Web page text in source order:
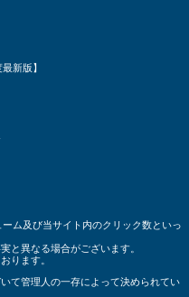
新版】
ム及び当サイト内のクリック数といっ
と異なる場合がございます。
ります。
て管理人の一存によって決められてい